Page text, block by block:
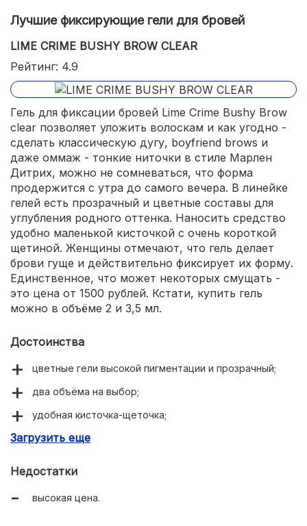
Лучшие фиксирующие гели для бровей
LIME CRIME BUSHY BROW CLEAR
Рейтинг: 4.9
Гель для фиксации бровей Lime Crime Bushy Brow
clear позволяет уложить волоскам и как угодно -
сделать классическую дугу, boyfriend brows и
даже оммаж - тонкие ниточки в стиле Марлен
Дитрих, можно не сомневаться, что форма
продержится с утра до самого вечера. В линейке
гелей есть прозрачный и цветные составы для
углубления родного оттенка. Наносить средство
удобно маленькой кисточкой с очень короткой
щетиной. Женщины отмечают, что гель делает
брови гуще и действительно фиксирует их форму.
Единственное, что может некоторых смущать -
это цена от 1500 рублей. Кстати, купить гель
можно в объёме 2 и 3,5 мл.
Достоинства
цветные гели высокой пигментации и прозрачный;
два объёма на выбор;
удобная кисточка-щеточка;
сильная фиксация формы.
Загрузить еще
Недостатки
высокая цена.